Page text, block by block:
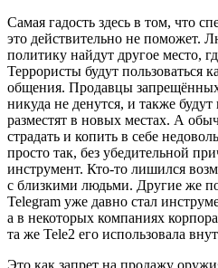
Самая гадость здесь в том, что
это действительно не поможет.
политику найдут другое место,
Террористы будут пользоваться
общения. Продавцы
никуда не денутся, и также
разместят в новых местах. А
страдать и копить в себе
просто так, без убедительной
инструмент. Кто-то лишился
с близкими людьми. Другие же
Telegram уже давно стал
а в некоторых компаниях
та же Tele2 его использовала
Это как запрет на продажу